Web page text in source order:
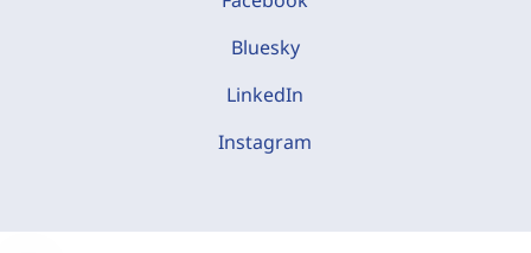
Bluesky
LinkedIn
Instagram